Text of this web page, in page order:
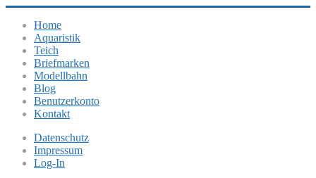
Home
Aquaristik
Teich
Briefmarken
Modellbahn
Blog
Benutzerkonto
Kontakt
Datenschutz
Impressum
Log-In